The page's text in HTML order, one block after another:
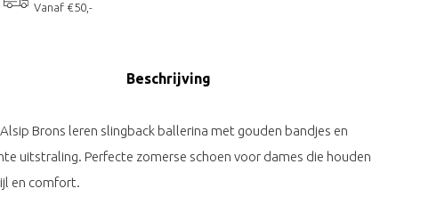
Vanaf €50,-
Beschrijving
Brons leren slingback ballerina met gouden bandjes en
uitstraling. Perfecte zomerse schoen voor dames die houden
en comfort.